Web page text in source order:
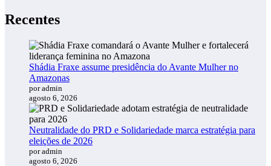
Recentes
Shádia Fraxe assume presidência do Avante Mulher no
Amazonas
por admin
agosto 6, 2026
Neutralidade do PRD e Solidariedade marca estratégia para
eleições de 2026
por admin
agosto 6, 2026